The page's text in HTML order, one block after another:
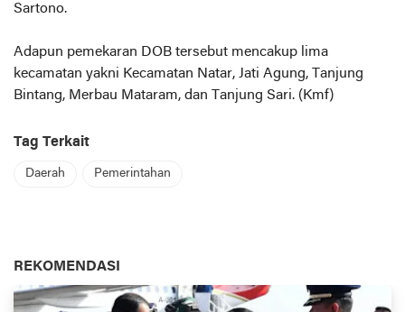
Sartono.
Adapun pemekaran DOB tersebut mencakup lima
kecamatan yakni Kecamatan Natar, Jati Agung, Tanjung
Bintang, Merbau Mataram, dan Tanjung Sari. (Kmf)
Tag Terkait
Daerah Pemerintahan
REKOMENDASI